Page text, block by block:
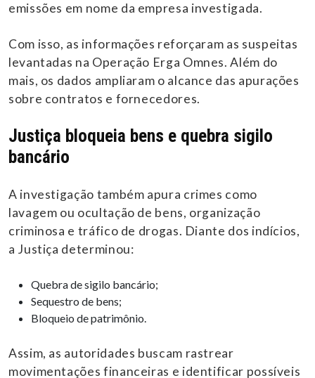
emissões em nome da empresa investigada.
Com isso, as informações reforçaram as suspeitas
levantadas na Operação Erga Omnes. Além do
mais, os dados ampliaram o alcance das apurações
sobre contratos e fornecedores.
Justiça bloqueia bens e quebra sigilo
bancário
A investigação também apura crimes como
lavagem ou ocultação de bens, organização
criminosa e tráfico de drogas. Diante dos indícios,
a Justiça determinou:
Quebra de sigilo bancário;
Sequestro de bens;
Bloqueio de patrimônio.
Assim, as autoridades buscam rastrear
movimentações financeiras e identificar possíveis